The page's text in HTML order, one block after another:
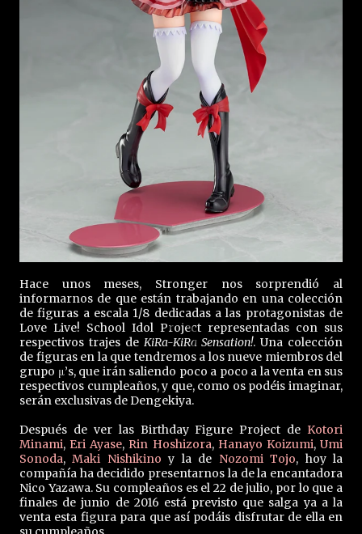
Hace unos meses, Stronger nos sorprendió al
informarnos de que están trabajando en una colección
de figuras a escala 1/8 dedicadas a las protagonistas de
Love Live! School Idol Project representadas con sus
respectivos trajes de KiRa-KiRa Sensation!. Una colección
de figuras en la que tendremos a los nueve miembros del
grupo μ’s, que irán saliendo poco a poco a la venta en sus
respectivos cumpleaños, y que, como os podéis imaginar,
serán exclusivas de Dengekiya.
Después de ver las Birthday Figure Project de Kotori
Minami,Eri Ayase,Rin Hoshizora, Hanayo Koizumi,Umi
Sonoda,Maki Nishikino y la de Nozomi Tojo, hoy la
compañía ha decidido presentarnos la de la encantadora
Nico Yazawa. Su compleaños es el 22 de julio, por lo que a
finales de junio de 2016 está previsto que salga ya a la
venta esta figura para que así podáis disfrutar de ella en